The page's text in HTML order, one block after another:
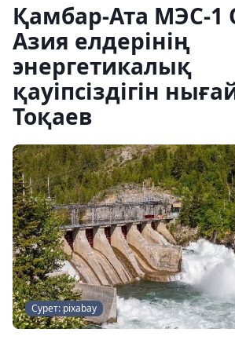
Қамбар-Ата МЭС-1
Азия елдерінің
энергетикалық
қауіпсіздігін
Тоқаев
Сурет: pixabay